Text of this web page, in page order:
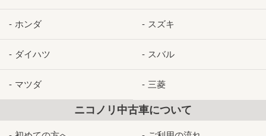
ホンダ スズキ
ダイハツ スバル
マツダ 三菱
ニコノリ中古車について